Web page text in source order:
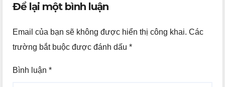
Để lại một bình luận
Email của bạn sẽ không được hiển thị công khai. Các
trường bắt buộc được đánh dấu *
Bình luận *